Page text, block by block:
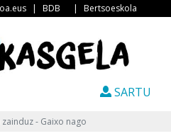
| BDB | Bertsoeskola
SARTU
- Gaixo nago